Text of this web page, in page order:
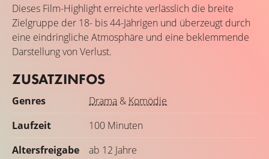
Dieses Film-Highlight erreichte verlässlich die breite
Zielgruppe der 18- bis 44-Jährigen und überzeugt durch
eine eindringliche Atmosphäre und eine beklemmende
Darstellung von Verlust.
ZUSATZINFOS
Genres Drama & Komödie
Laufzeit
100 Minuten
Altersfreigabe
ab 12 Jahre